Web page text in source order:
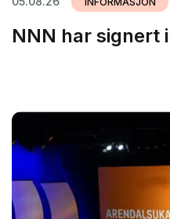
NNN har signert